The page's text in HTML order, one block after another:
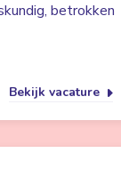
betrokken
Bekijk vacature